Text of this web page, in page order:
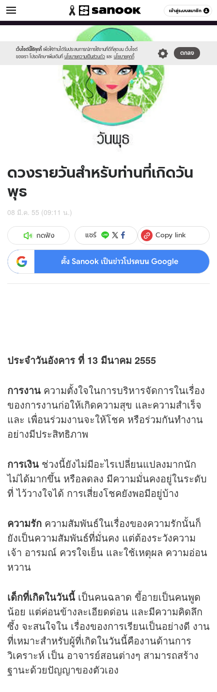
เข้าสู่ระบบสมาชิก
ดูดวง หมวดอื่นๆ
เว็บไซต์นี้ใช้คุกกี้ เพื่อให้ท่านได้รับประสบการณ์การใช้งานที่ดีที่สุดบน เว็บไซต์
ของเรา โปรดศึกษาเพิ่มเติมที่ นโยบายความเป็นส่วนตัว และ นโยบายคุกกี้
ตกลง
//s.isanook.com/sr/0/images/logo-
sanook.png
//s.isanook.com/ho/0/ud/5/26329/170-
ดวงรายวันสำหรับท่านที่เกิดวัน
พุธ
08 มี.ค. 55 (09:11 น.)
กดฟัง แชร์ Copy link
ตั้ง Sanook เป็นข่าวโปรดบน Google
ประจำวันอังคาร ที่ 13 มีนาคม 2555
การงาน ความตั้งใจในการบริหารจัดการในเรื่อง
ของการงานก่อให้เกิดความสุข และความสำเร็จ
และ เพื่อนร่วมงานจะให้โชค หรือร่วมกันทำงาน
อย่างมีประสิทธิภาพ
การเงิน ช่วงนี้ยังไม่มีอะไรเปลี่ยนแปลงมากนัก
ไม่ได้มากขึ้น หรือลดลง มีความมั่นคงอยู่ในระดับ
ที่ ไว้วางใจได้ การเสี่ยงโชคยังพอมีอยู่บ้าง
ความรัก ความสัมพันธ์ในเรื่องของความรักนั้นก็
ยังเป็นความสัมพันธ์ที่มั่นคง แต่ต้องระวังความ
เจ้า อารมณ์ ควรใจเย็น และใช้เหตุผล ความอ่อน
หวาน
เด็กที่เกิดในวันนี้ เป็นคนฉลาด ขี้อายเป็นคนพูด
น้อย แต่ค่อนข้างละเอียดด่อน และมีความคิดลึก
ซึ้ง จะสนใจใน เรื่องของการเรียนเป็นอย่างดี งาน
ที่เหมาะสำหรับผู้ที่เกิดในวันนี้คืองานด้านการ
วิเคราะห์ เป็น อาจารย์สอนต่างๆ สามารถสร้าง
ฐานะด้วยปัญญาของตัวเอง